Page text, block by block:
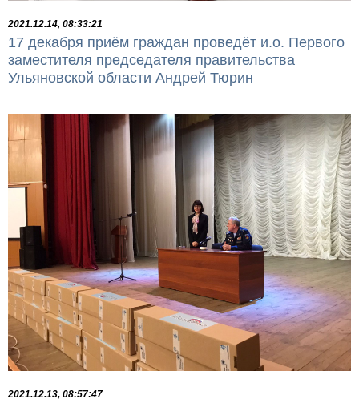
2021.12.14, 08:33:21
17 декабря приём граждан проведёт и.о. Первого
заместителя председателя правительства
Ульяновской области Андрей Тюрин
2021.12.13, 08:57:47